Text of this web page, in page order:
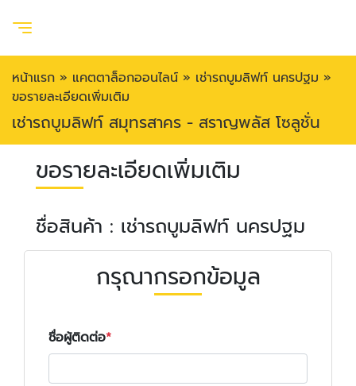
หน้าแรก » แคตตาล็อกออนไลน์ » เช่ารถบูมลิฟท์ นครปฐม »
ขอรายละเอียดเพิ่มเติม
เช่ารถบูมลิฟท์ สมุทรสาคร - สราญพลัส โซลูชั่น
ขอรายละเอียดเพิ่มเติม
ชื่อสินค้า : เช่ารถบูมลิฟท์ นครปฐม
กรุณากรอกข้อมูล
ชื่อผู้ติดต่อ